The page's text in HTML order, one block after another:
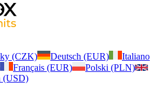
(CZK) Deutsch (EUR)
Italiano
Français (EUR)
Polski (PLN)
(USD)